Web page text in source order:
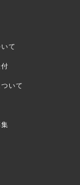
て
いて